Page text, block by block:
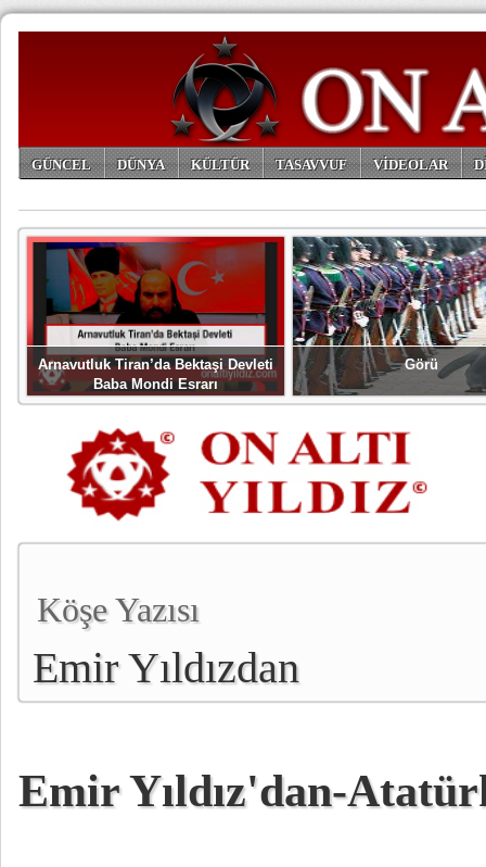
GÜNCEL DÜNYA KÜLTÜR TASAVVUF VİDEOLAR
Arnavutluk Tiran’da Bektaşi Devleti
Baba Mondi Esrarı
Görü
Köşe Yazısı
Emir Yıldızdan
Emir Yıldız'dan-